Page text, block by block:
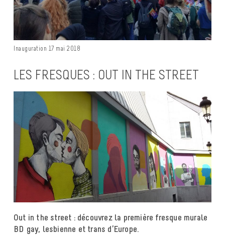
Inauguration 17 mai 2018
LES FRESQUES : OUT IN THE STREET
Out in the street : découvrez la première fresque murale
BD gay, lesbienne et trans d’Europe.